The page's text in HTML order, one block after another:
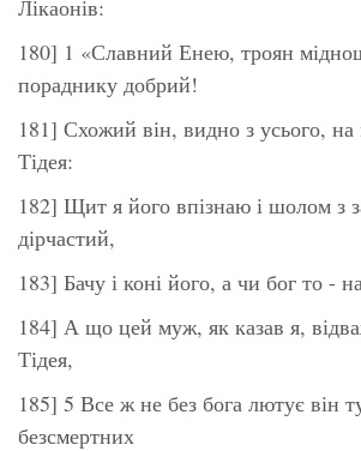
Лікаонів:
180] 1 «Славний Енею, троян
пораднику добрий!
181] Схожий він, видно з усього,
Тідея:
182] Щит я його впізнаю і шолом з
дірчастий,
183] Бачу і коні його, а чи бог то -
184] А що цей муж, як казав я,
Тідея,
185] 5 Все ж не без бога лютує він
безсмертних